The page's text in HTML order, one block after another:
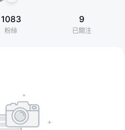
1083
粉絲
9
已關注